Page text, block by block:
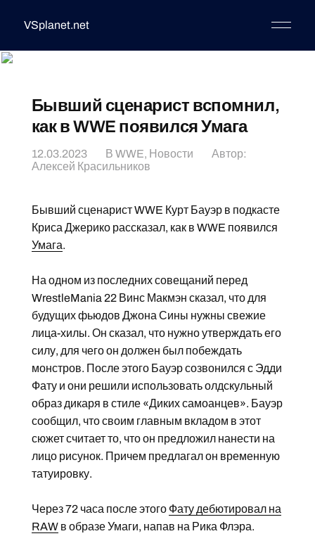
VSplanet.net
Бывший сценарист вспомнил,
как в WWE появился Умага
12.03.2023 В WWE, Новости
Автор:
Алексей Красильников
Бывший сценарист WWE Курт Бауэр в подкасте
Криса Джерико рассказал, как в WWE появился
Умага.
На одном из последних совещаний перед
WrestleMania 22 Винс Макмэн сказал, что для
будущих фьюдов Джона Сины нужны свежие
лица-хилы. Он сказал, что нужно утверждать его
силу, для чего он должен был побеждать
монстров. После этого Бауэр созвонился с Эдди
Фату и они решили использовать олдскульный
образ дикаря в стиле «Диких самоанцев». Бауэр
сообщил, что своим главным вкладом в этот
сюжет считает то, что он предложил нанести на
лицо рисунок. Причем предлагал он временную
татуировку.
Через 72 часа после этого Фату дебютировал на
RAWв образе Умаги, напав на Рика Флэра.